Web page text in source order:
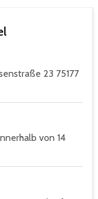
23 75177
von 14